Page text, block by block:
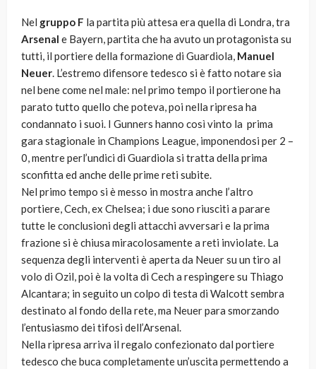
Nel gruppo F la partita più attesa era quella di Londra, tra
Arsenal e Bayern, partita che ha avuto un protagonista su
tutti, il portiere della formazione di Guardiola, Manuel
Neuer. L’estremo difensore tedesco si è fatto notare sia
nel bene come nel male: nel primo tempo il portierone ha
parato tutto quello che poteva, poi nella ripresa ha
condannato i suoi. I Gunners hanno così vinto la prima
gara stagionale in Champions League, imponendosi per 2 –
0, mentre perl’undici di Guardiola si tratta della prima
sconfitta ed anche delle prime reti subite.
Nel primo tempo si è messo in mostra anche l’altro
portiere, Cech, ex Chelsea; i due sono riusciti a parare
tutte le conclusioni degli attacchi avversari e la prima
frazione si è chiusa miracolosamente a reti inviolate. La
sequenza degli interventi è aperta da Neuer su un tiro al
volo di Ozil, poi è la volta di Cech a respingere su Thiago
Alcantara; in seguito un colpo di testa di Walcott sembra
destinato al fondo della rete, ma Neuer para smorzando
l’entusiasmo dei tifosi dell’Arsenal.
Nella ripresa arriva il regalo confezionato dal portiere
tedesco che buca completamente un’uscita permettendo a